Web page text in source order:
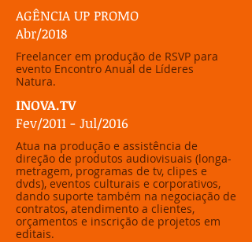
INOVA.TV
Fev/2011 - Jul/2016
Atua na produção e assistência de
direção de produtos audiovisuais (longa-
metragem, programas de tv, clipes e
dvds), eventos culturais e corporativos,
dando suporte também na negociação de
contratos, atendimento a clientes,
orçamentos e inscrição de projetos em
editais.
AGÊNCIA UP PROMO
Abr/2018
Freelancer em produção de RSVP para
evento Encontro Anual de Líderes
Natura.